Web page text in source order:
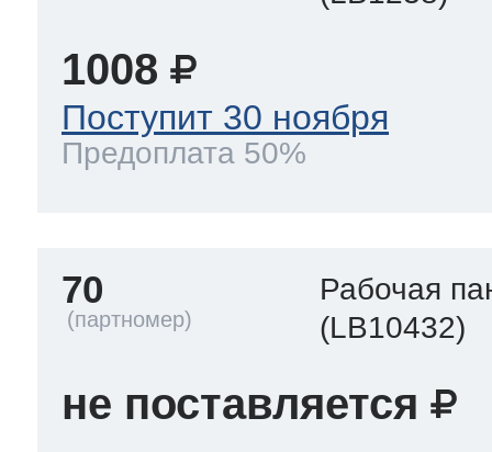
1008
Поступит 30 ноября
Предоплата 50%
70
Рабочая
(LB10432)
не поставляется